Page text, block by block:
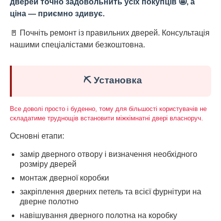
дверей точно задовольнить усіх покупців 🤩, а
ціна — приємно здивує.
🚪 Почніть ремонт із правильних дверей. Консультація
нашими спеціалістами безкоштовна.
⛏️ Установка
Все доволі просто і буденно, тому для більшості користувачів не
складатиме труднощів встановити міжкімнатні двері власноруч.
Основні етапи:
замір дверного отвору і визначення необхідного
розміру дверей
монтаж дверної коробки
закріплення дверних петель та всієї фурнітури на
дверне полотно
навішування дверного полотна на коробку